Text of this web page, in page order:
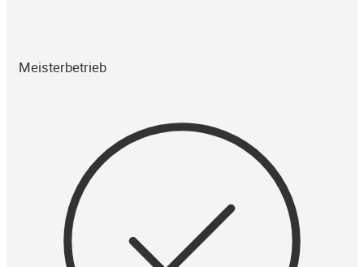
Meisterbetrieb